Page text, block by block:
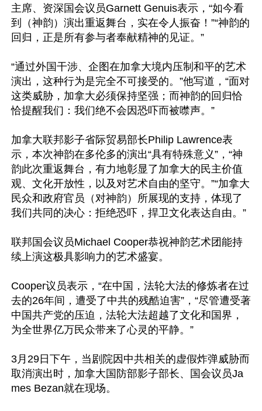
主席、资深国会议员Garnett Genuis表示，“如今看
到（神韵）演出重返舞台，实在令人振奋！”“神韵的
回归，正是所有参与者奉献精神的见证。”
“通过外国干涉、企图在加拿大境内压制和平的艺术
演出，这种行为是完全不可接受的。”他写道，“面对
这类威胁，加拿大必须保持坚强；而神韵的回归恰
恰提醒我们：我们绝不会因恐吓而被噤声。”
加拿大联邦影子省际贸易部长Philip Lawrence表
示，本次神韵在多伦多的演出“具有特殊意义”，“神
韵此次重返舞台，有力地彰显了加拿大的民主价值
观、文化开放性，以及对艺术自由的坚守。”“加拿大
民众和政府官员（对神韵）所展现的支持，体现了
我们共同的决心：拒绝恐吓，捍卫文化表达自由。”
联邦国会议员Michael Cooper恭祝神韵艺术团能持
续上演这极具影响力的艺术盛宴。
Cooper议员表示，“在中国，法轮大法的修炼者在过
去的26年间，遭受了中共的残酷迫害”，“尽管遭受著
中国共产党的压迫，法轮大法超越了文化和国界，
为全世界亿万民众带来了心灵的平静。”
3月29日下午，当剧院因中共相关的虚假炸弹威胁而
取消演出时，加拿大国防部影子部长、国会议员Ja
mes Bezan就在现场。